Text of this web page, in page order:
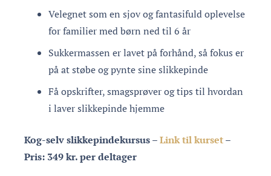
Velegnet som en sjov og fantasifuld oplevelse
for familier med børn ned til 6 år
Sukkermassen er lavet på forhånd, så fokus er
på at støbe og pynte sine slikkepinde
Få opskrifter, smagsprøver og tips til hvordan
i laver slikkepinde hjemme
Kog-selv slikkepindekursus –Link til kurset–
Pris: 349 kr. per deltager